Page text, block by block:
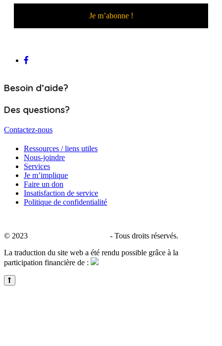
Besoin d’aide?
Des questions?
Contactez-nous
Ressources / liens utiles
Nous-joindre
Services
Je m’implique
Faire un don
Insatisfaction de service
Politique de confidentialité
© 2023
- Tous droits réservés.
La traduction du site web a été rendu possible grâce à la
participation financière de :